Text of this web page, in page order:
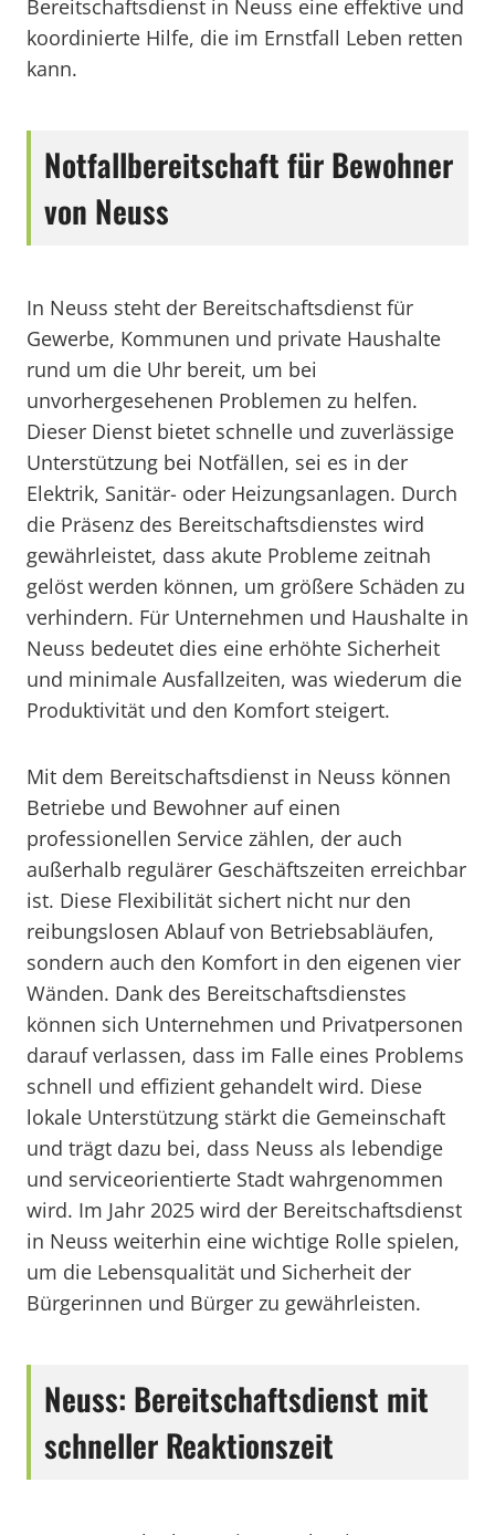
Bereitschaftsdienst in Neuss eine effektive und
koordinierte Hilfe, die im Ernstfall Leben retten
kann.
Notfallbereitschaft für Bewohner
von Neuss
In Neuss steht der Bereitschaftsdienst für
Gewerbe, Kommunen und private Haushalte
rund um die Uhr bereit, um bei
unvorhergesehenen Problemen zu helfen.
Dieser Dienst bietet schnelle und zuverlässige
Unterstützung bei Notfällen, sei es in der
Elektrik, Sanitär- oder Heizungsanlagen. Durch
die Präsenz des Bereitschaftsdienstes wird
gewährleistet, dass akute Probleme zeitnah
gelöst werden können, um größere Schäden zu
verhindern. Für Unternehmen und Haushalte in
Neuss bedeutet dies eine erhöhte Sicherheit
und minimale Ausfallzeiten, was wiederum die
Produktivität und den Komfort steigert.
Mit dem Bereitschaftsdienst in Neuss können
Betriebe und Bewohner auf einen
professionellen Service zählen, der auch
außerhalb regulärer Geschäftszeiten erreichbar
ist. Diese Flexibilität sichert nicht nur den
reibungslosen Ablauf von Betriebsabläufen,
sondern auch den Komfort in den eigenen vier
Wänden. Dank des Bereitschaftsdienstes
können sich Unternehmen und Privatpersonen
darauf verlassen, dass im Falle eines Problems
schnell und effizient gehandelt wird. Diese
lokale Unterstützung stärkt die Gemeinschaft
und trägt dazu bei, dass Neuss als lebendige
und serviceorientierte Stadt wahrgenommen
wird. Im Jahr 2025 wird der Bereitschaftsdienst
in Neuss weiterhin eine wichtige Rolle spielen,
um die Lebensqualität und Sicherheit der
Bürgerinnen und Bürger zu gewährleisten.
Neuss: Bereitschaftsdienst mit
schneller Reaktionszeit